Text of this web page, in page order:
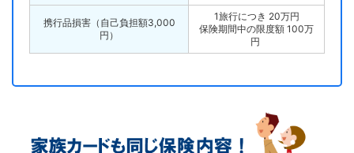
携行品損害（自己負担額3,000
円）
1旅行につき 20万円
保険期間中の限度額 100万
円